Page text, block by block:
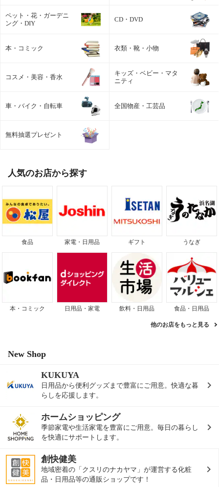
ペット・花・ガーデニ
ング・DIY
CD・DVD
本・コミック 衣類・靴・小物
コスメ・美容・香水
キッズ・ベビー・マタ
ニティ
車・バイク・自転車 全国物産・工芸品
無料抽選プレゼント
人気のお店から探す
食品 家電・日用品 ギフト うなぎ
本・コミック 日用品・家電 飲料・日用品 食品・日用品
他のお店をもっと見る
New Shop
KUKUYA
日用品から便利グッズまで豊富にご用意。快適な暮
らしを応援します。
ホームショッピング
季節家電や生活家電を豊富にご用意。毎日の暮らし
を快適にサポートします。
創快健美
地域密着の「クスリのナカヤマ」が運営する化粧
品・日用品等の通販ショップです！